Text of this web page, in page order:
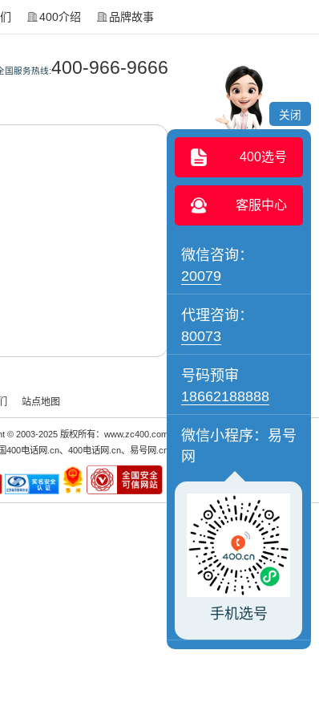
400介绍 品牌故事
国服务热线:400-966-9666
站点地图
© 2003-2025 版权所有：www.zc400.com
400电话网.cn、 400电话网.cn、 易号网.cn
关闭
400选号
客服中心
微信咨询：
20079
代理咨询：
80073
号码预审
18662188888
微信小程序：易号
网
手机选号